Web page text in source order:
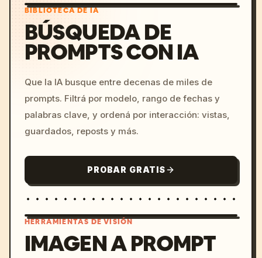
BIBLIOTECA DE IA
BÚSQUEDA DE
PROMPTS CON IA
Que la IA busque entre decenas de miles de
prompts. Filtrá por modelo, rango de fechas y
palabras clave, y ordená por interacción: vistas,
guardados, reposts y más.
PROBAR GRATIS
HERRAMIENTAS DE VISIÓN
IMAGEN A PROMPT